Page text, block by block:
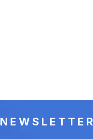
NEWSLETTER